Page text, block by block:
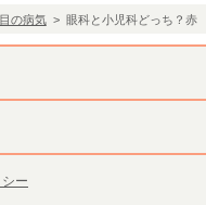
目の病気> 眼科と小児科どっち？赤
ー